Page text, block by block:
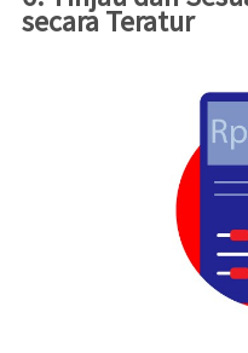
secara Teratur